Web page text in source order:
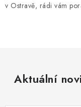
v Ostravě, rádi vám
Aktuální